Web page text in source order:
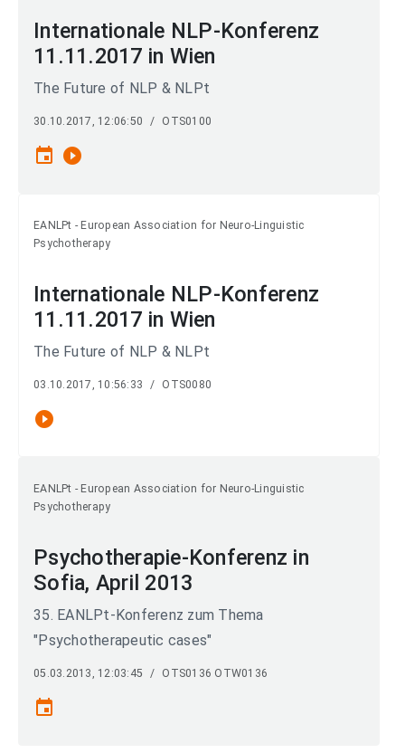
Internationale NLP-Konferenz
11.11.2017 in Wien
The Future of NLP & NLPt
30.10.2017, 12:06:50 / OTS0100
event play_circle_filled
EANLPt - European Association for Neuro-Linguistic
Psychotherapy
Internationale NLP-Konferenz
11.11.2017 in Wien
The Future of NLP & NLPt
03.10.2017, 10:56:33 / OTS0080
play_circle_filled
EANLPt - European Association for Neuro-Linguistic
Psychotherapy
Psychotherapie-Konferenz in
Sofia, April 2013
35. EANLPt-Konferenz zum Thema
"Psychotherapeutic cases"
05.03.2013, 12:03:45 / OTS0136 OTW0136
event